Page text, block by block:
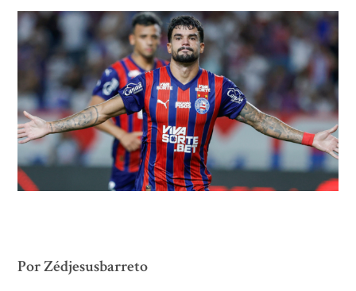
Por Zédjesusbarreto